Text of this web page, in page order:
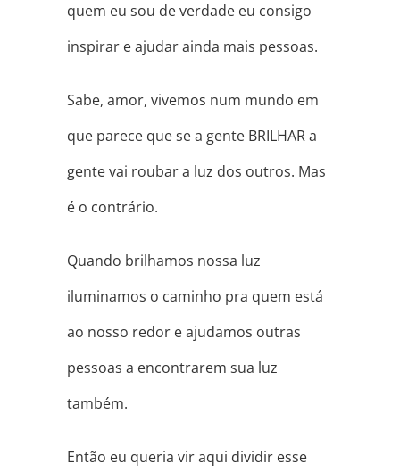
quem eu sou de verdade eu consigo
inspirar e ajudar ainda mais pessoas.
Sabe, amor, vivemos num mundo em
que parece que se a gente BRILHAR a
gente vai roubar a luz dos outros. Mas
é o contrário.
Quando brilhamos nossa luz
iluminamos o caminho pra quem está
ao nosso redor e ajudamos outras
pessoas a encontrarem sua luz
também.
Então eu queria vir aqui dividir esse